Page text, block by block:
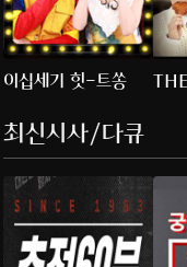
이십세기 힛-트쏭
최신시사/다큐